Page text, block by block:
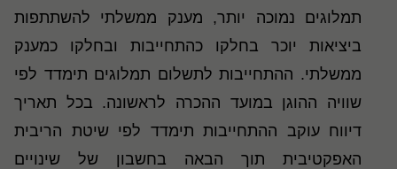
תמלוגים נמוכה יותר, מענק ממשלתי להשתתפות
ביציאות יוכר בחלקו כהתחייבות ובחלקו כמענק
ממשלתי. ההתחייבות לתשלום תמלוגים תימדד לפי
שוויה ההוגן במועד ההכרה לראשונה. בכל תאריך
דיווח עוקב ההתחייבות תימדד לפי שיטת הריבית
האפקטיבית תוך הבאה בחשבון של שינויים